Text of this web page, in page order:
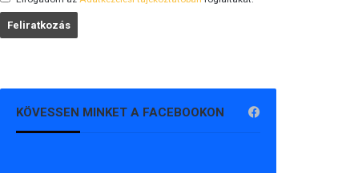
KÖVESSEN MINKET A FACEBOOKON